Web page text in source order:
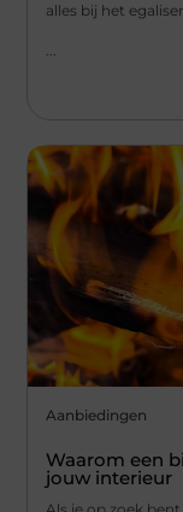
alles bij het
Aanbiedingen
Waarom een
jouw interieur